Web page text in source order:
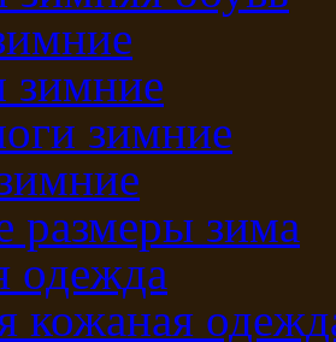
зимние
зимние
размеры зима
одежда
кожаная